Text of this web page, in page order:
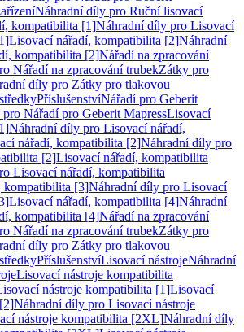
Náhradní díly pro Ruční lisovací
kompatibilita [1]Náhradní díly pro Lisovací
Lisovací nářadí, kompatibilita [2]Náhradní
kompatibilita [2]Nářadí na zpracování
Nářadí na zpracování trubekZátky pro
díly pro Zátky pro tlakovou
PříslušenstvíNářadí pro Geberit
Nářadí pro Geberit MapressLisovací
Náhradní díly pro Lisovací nářadí,
nářadí, kompatibilita [2]Náhradní díly pro
[2]Lisovací nářadí, kompatibilita
Lisovací nářadí, kompatibilita
kompatibilita [3]Náhradní díly pro Lisovací
Lisovací nářadí, kompatibilita [4]Náhradní
kompatibilita [4]Nářadí na zpracování
Nářadí na zpracování trubekZátky pro
díly pro Zátky pro tlakovou
PříslušenstvíLisovací nástrojeNáhradní
Lisovací nástroje kompatibilita
nástroje kompatibilita [1]Lisovací
Náhradní díly pro Lisovací nástroje
nástroje kompatibilita [2XL]Náhradní díly